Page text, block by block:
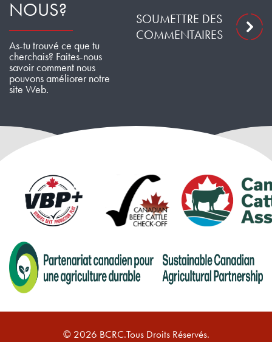
NOUS?
As-tu trouvé ce que tu
cherchais? Faites-nous
savoir comment nous
pouvons améliorer notre
site Web.
SOUMETTRE DES
COMMENTAIRES
© 2026 BCRC.Tous Droits Réservés.